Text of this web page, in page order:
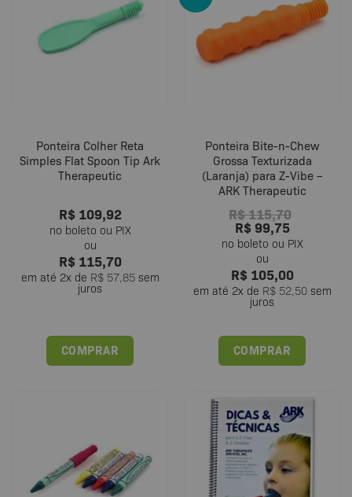
As
opções
produto
As
opções
podem
produto
Ponteira Colher Reta
Simples Flat Spoon Tip Ark
Therapeutic
R$109,92
R$115,70
em até 2x de R$57,85sem
juros
COMPRAR
Ponteira Bite-n-Chew
Grossa Texturizada
(Laranja) para Z-Vibe –
ARK Therapeutic
R$115,70
R$99,75
R$105,00
em até 2x de R$52,50sem
juros
COMPRAR